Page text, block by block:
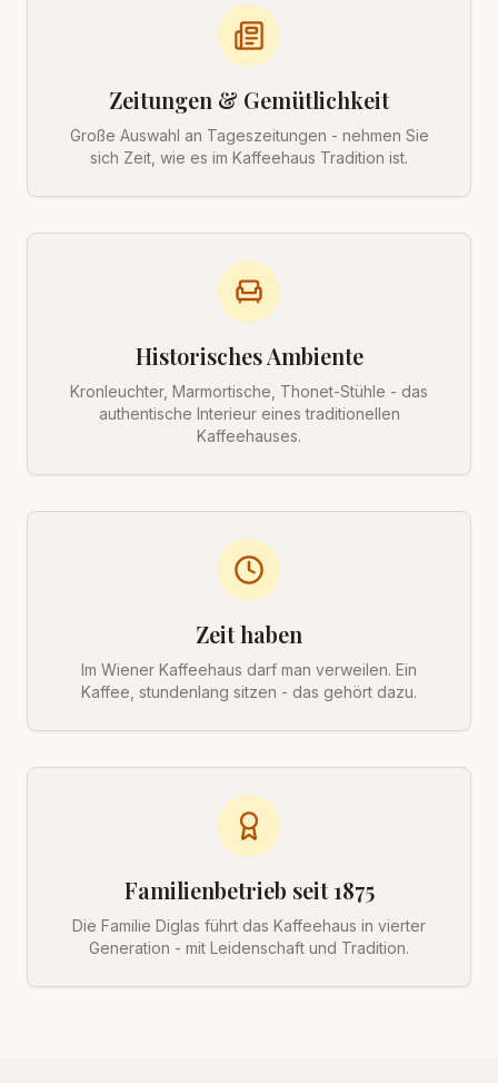
Zeitungen & Gemütlichkeit
Große Auswahl an Tageszeitungen - nehmen Sie
sich Zeit, wie es im Kaffeehaus Tradition ist.
Historisches Ambiente
Kronleuchter, Marmortische, Thonet-Stühle - das
authentische Interieur eines traditionellen
Kaffeehauses.
Zeit haben
Im Wiener Kaffeehaus darf man verweilen. Ein
Kaffee, stundenlang sitzen - das gehört dazu.
Familienbetrieb seit 1875
Die Familie Diglas führt das Kaffeehaus in vierter
Generation - mit Leidenschaft und Tradition.